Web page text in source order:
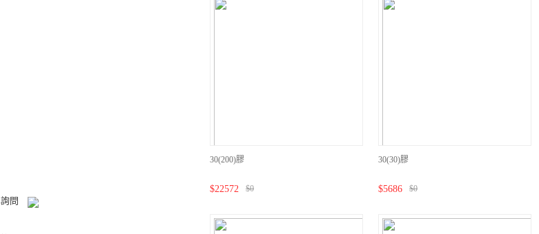
30(200)膠
$22572 $0
30(30)膠
$5686 $0
詢問